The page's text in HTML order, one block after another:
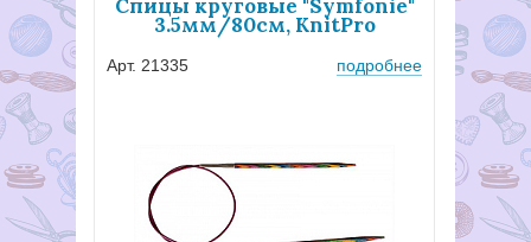
Спицы круговые "Symfonie"
3.5мм/80см, KnitPro
Арт. 21335 подробнее